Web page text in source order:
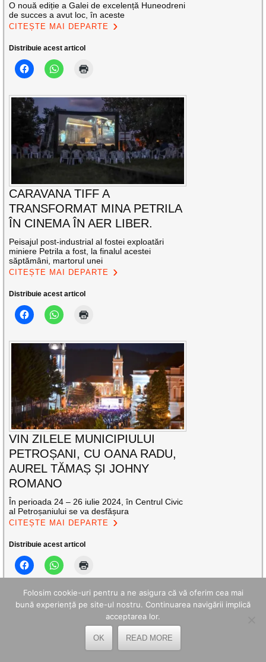
O nouă ediție a Galei de excelență Huneodreni
de succes a avut loc, în aceste
CITEȘTE MAI DEPARTE
Distribuie acest articol
CARAVANA TIFF A
TRANSFORMAT MINA PETRILA
ÎN CINEMA ÎN AER LIBER.
Peisajul post-industrial al fostei exploatări
miniere Petrila a fost, la finalul acestei
săptămâni, martorul unei
CITEȘTE MAI DEPARTE
Distribuie acest articol
VIN ZILELE MUNICIPIULUI
PETROȘANI, CU OANA RADU,
AUREL TĂMAȘ ȘI JOHNY
ROMANO
În perioada 24 – 26 iulie 2024, în Centrul Civic
al Petroșaniului se va desfășura
CITEȘTE MAI DEPARTE
Distribuie acest articol
Folosim cookie-uri pentru a ne asigura că vă oferim cea mai
bună experiență pe site-ul nostru. Continuarea navigării implică
acceptarea lor.
OK READ MORE